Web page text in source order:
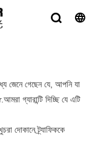
জেনে গেছেন যে, আপনি যা
গ্যারান্টি দিচ্ছি যে এটি
দোকানে ট্র্যাফিককে